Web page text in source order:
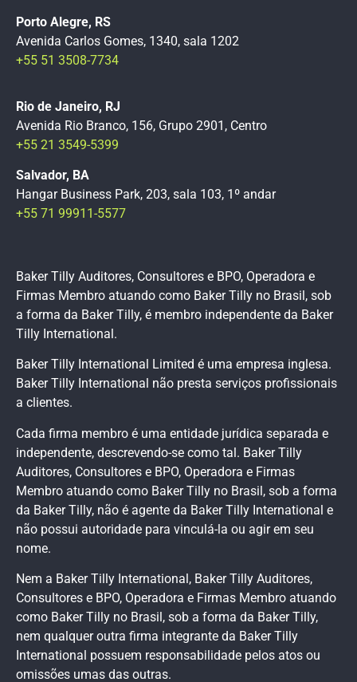
Porto Alegre, RS
Avenida Carlos Gomes, 1340, sala 1202
+55 51 3508-7734
Rio de Janeiro, RJ
Avenida Rio Branco, 156, Grupo 2901, Centro
+55 21 3549-5399
Salvador, BA
Hangar Business Park, 203, sala 103, 1º andar
+55 71 99911-5577
Baker Tilly Auditores, Consultores e BPO, Operadora e
Firmas Membro atuando como Baker Tilly no Brasil, sob
a forma da Baker Tilly, é membro independente da Baker
Tilly International.
Baker Tilly International Limited é uma empresa inglesa.
Baker Tilly International não presta serviços profissionais
a clientes.
Cada firma membro é uma entidade jurídica separada e
independente, descrevendo-se como tal. Baker Tilly
Auditores, Consultores e BPO, Operadora e Firmas
Membro atuando como Baker Tilly no Brasil, sob a forma
da Baker Tilly, não é agente da Baker Tilly International e
não possui autoridade para vinculá-la ou agir em seu
nome.
Nem a Baker Tilly International, Baker Tilly Auditores,
Consultores e BPO, Operadora e Firmas Membro atuando
como Baker Tilly no Brasil, sob a forma da Baker Tilly,
nem qualquer outra firma integrante da Baker Tilly
International possuem responsabilidade pelos atos ou
omissões umas das outras.